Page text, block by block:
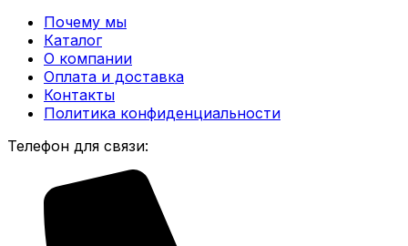
Почему мы
Каталог
О компании
Оплата и доставка
Контакты
Политика конфиденциальности
Телефон для связи: